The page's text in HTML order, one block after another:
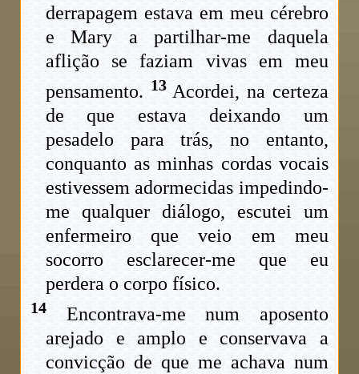
derrapagem estava em meu cérebro
e Mary a partilhar-me daquela
aflição se faziam vivas em meu
pensamento. 13Acordei, na certeza
de que estava deixando um
pesadelo para trás, no entanto,
conquanto as minhas cordas vocais
estivessem adormecidas impedindo-
me qualquer diálogo, escutei um
enfermeiro que veio em meu
socorro esclarecer-me que eu
perdera o corpo físico.
14 Encontrava-me num aposento
arejado e amplo e conservava a
convicção de que me achava num